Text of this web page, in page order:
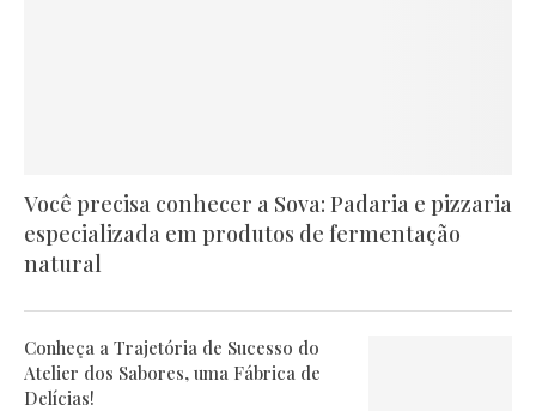
Você precisa conhecer a Sova: Padaria e pizzaria
especializada em produtos de fermentação
natural
Conheça a Trajetória de Sucesso do
Atelier dos Sabores, uma Fábrica de
Delícias!